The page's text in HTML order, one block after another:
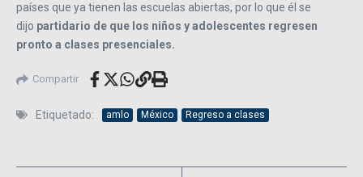
países que ya tienen las escuelas abiertas, por lo que él se
dijo partidario de que los niños y adolescentes regresen
pronto a clases presenciales.
Compartir
Etiquetado: amlo México Regreso a clases